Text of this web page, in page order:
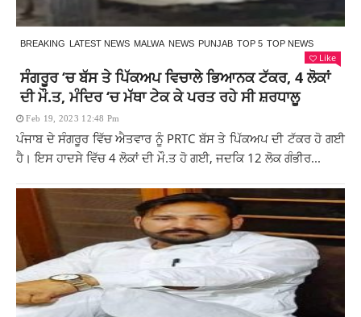
BREAKING LATEST NEWS MALWA NEWS PUNJAB TOP 5 TOP NEWS
Like
ਸੰਗਰੂਰ ‘ਚ ਬੱਸ ਤੇ ਪਿੱਕਅਪ ਵਿਚਾਲੇ ਭਿਆਨਕ ਟੱਕਰ, 4 ਲੋਕਾਂ
ਦੀ ਮੌ.ਤ, ਮੰਦਿਰ ‘ਚ ਮੱਥਾ ਟੇਕ ਕੇ ਪਰਤ ਰਹੇ ਸੀ ਸ਼ਰਧਾਲੂ
Feb 19, 2023 12:48 Pm
ਪੰਜਾਬ ਦੇ ਸੰਗਰੂਰ ਵਿੱਚ ਐਤਵਾਰ ਨੂੰ PRTC ਬੱਸ ਤੇ ਪਿੱਕਅਪ ਦੀ ਟੱਕਰ ਹੋ ਗਈ
ਹੈ। ਇਸ ਹਾਦਸੇ ਵਿੱਚ 4 ਲੋਕਾਂ ਦੀ ਮੌ.ਤ ਹੋ ਗਈ, ਜਦਕਿ 12 ਲੋਕ ਗੰਭੀਰ...